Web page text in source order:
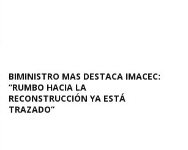
BIMINISTRO MAS DESTACA IMACEC:
“RUMBO HACIA LA
RECONSTRUCCIÓN YA ESTÁ
TRAZADO”